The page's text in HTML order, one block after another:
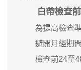
白帶檢查
為提高檢查準
避開月經期間
檢查前24至48